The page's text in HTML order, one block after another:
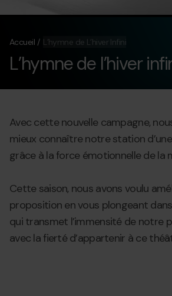
Accueil L’hymne de L’hiver Infini
L’hymne de l’hiver
Avec cette nouvelle campagne,
mieux connaître notre station
grâce à la force émotionnelle de la
Cette saison, nous avons voulu
proposition en vous plongeant
qui transmet l’immensité de notre
avec la fierté d’appartenir à ce